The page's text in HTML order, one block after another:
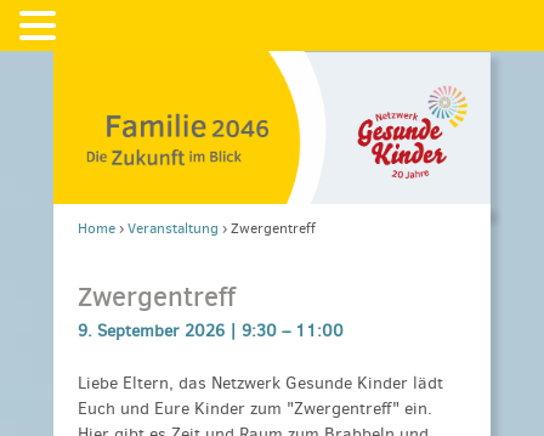
Home›Veranstaltung ›Zwergentreff
Zwergentreff
9. September 2026 | 9:30 – 11:00
Liebe Eltern, das Netzwerk Gesunde Kinder lädt
Euch und Eure Kinder zum "Zwergentreff" ein.